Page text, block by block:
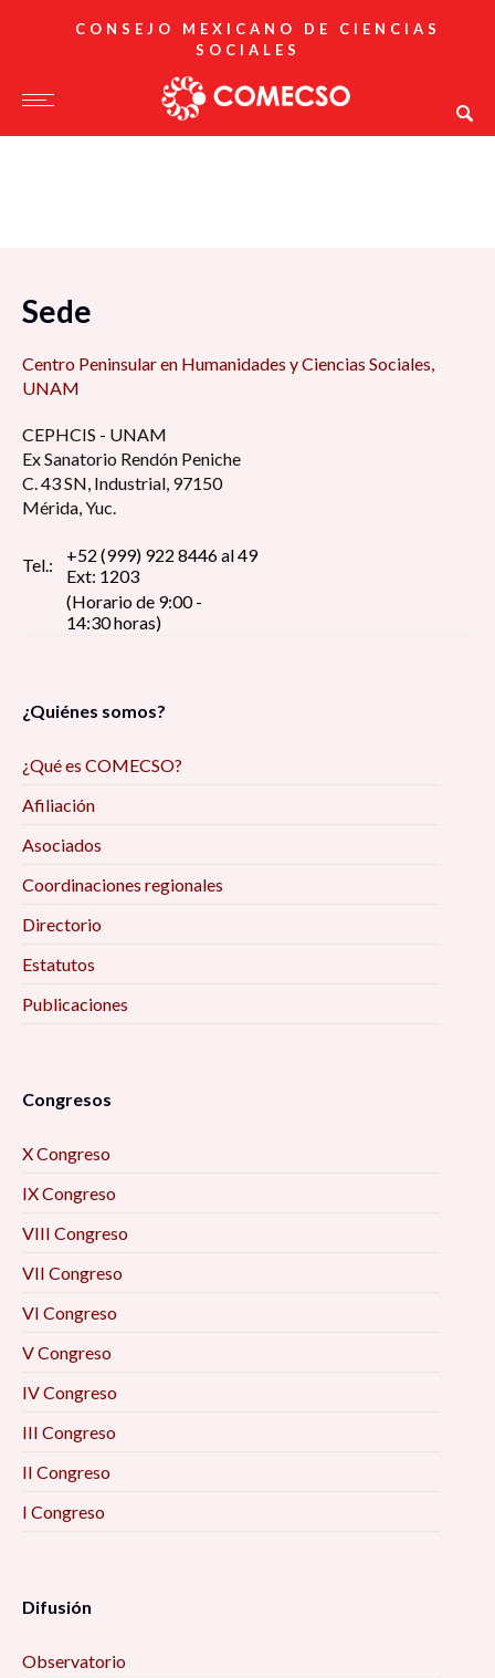
CONSEJO MEXICANO DE CIENCIAS
SOCIALES
Sede
Centro Peninsular en Humanidades y Ciencias Sociales,
UNAM
CEPHCIS - UNAM
Ex Sanatorio Rendón Peniche
C. 43 SN, Industrial, 97150
Mérida, Yuc.
Tel.:
+52 (999) 922 8446 al 49
Ext: 1203
(Horario de 9:00 -
14:30 horas)
¿Quiénes somos?
¿Qué es COMECSO?
Afiliación
Asociados
Coordinaciones regionales
Directorio
Estatutos
Publicaciones
Congresos
X Congreso
IX Congreso
VIII Congreso
VII Congreso
VI Congreso
V Congreso
IV Congreso
III Congreso
II Congreso
I Congreso
Difusión
Observatorio